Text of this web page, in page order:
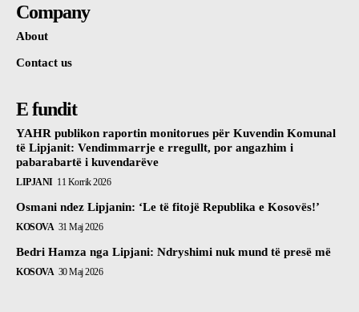
Company
About
Contact us
E fundit
YAHR publikon raportin monitorues për Kuvendin Komunal
të Lipjanit: Vendimmarrje e rregullt, por angazhim i
pabarabartë i kuvendarëve
LIPJANI 11 Korrik 2026
Osmani ndez Lipjanin: ‘Le të fitojë Republika e Kosovës!’
KOSOVA 31 Maj 2026
Bedri Hamza nga Lipjani: Ndryshimi nuk mund të presë më
KOSOVA 30 Maj 2026